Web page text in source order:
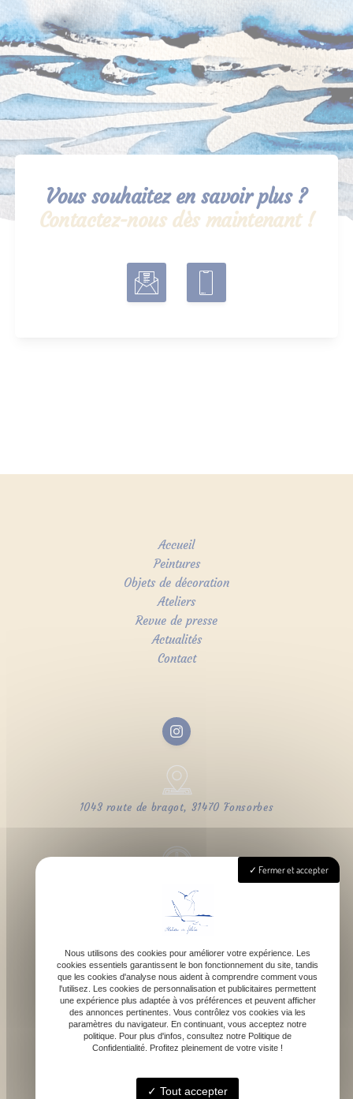
Vous souhaitez en savoir plus ?
Contactez-nous dès maintenant !
Accueil
Peintures
Objets de décoration
Ateliers
Revue de presse
Actualités
Contact
1043 route de bragot, 31470 Fonsorbes
Lundi - Samedi : 9h - 18h
contact@atelierdefelicie.fr
06 08 95 80 82
Fermer et accepter
Nous utilisons des cookies pour améliorer votre expérience. Les
cookies essentiels garantissent le bon fonctionnement du site, tandis
que les cookies d'analyse nous aident à comprendre comment vous
l'utilisez. Les cookies de personnalisation et publicitaires permettent
une expérience plus adaptée à vos préférences et peuvent afficher
des annonces pertinentes. Vous contrôlez vos cookies via les
paramètres du navigateur. En continuant, vous acceptez notre
politique. Pour plus d'infos, consultez notre Politique de
Confidentialité. Profitez pleinement de votre visite !
Tout accepter